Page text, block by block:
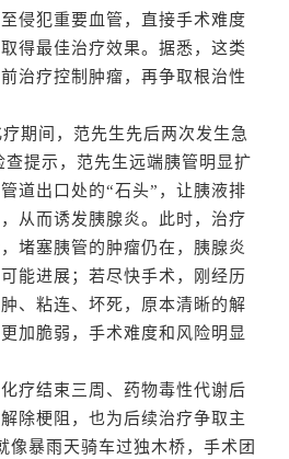
侵犯重要血管，直接手术难度
得最佳治疗效果。据悉，这类
治疗控制肿瘤，再争取根治性
间，范先生先后两次发生急
提示，范先生远端胰管明显扩
道出口处的“石头”，让胰液排
从而诱发胰腺炎。此时，治疗
堵塞胰管的肿瘤仍在，胰腺炎
能进展；若尽快手术，刚经历
、粘连、坏死，原本清晰的解
加脆弱，手术难度和风险明显
结束三周、药物毒性代谢后
除梗阻，也为后续治疗争取主
像暴雨天骑车过独木桥，手术团